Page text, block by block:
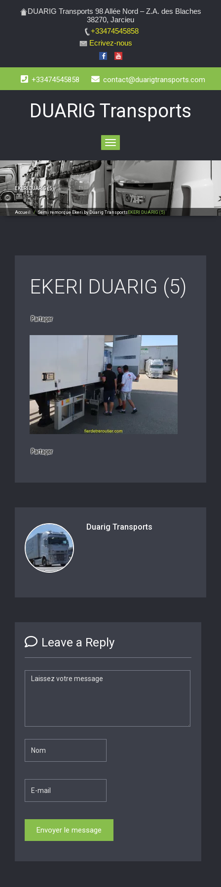
DUARIG Transports 98 Allée Nord – Z.A. des Blaches
38270, Jarcieu
+33474545858
Ecrivez-nous
+33474545858 contact@duarigtransports.com
DUARIG Transports
Toggle
navigation
EKERI DUARIG (5)
Accueil /Semi remorque Ekeri by Duarig TransportsEKERI DUARIG (5)
EKERI DUARIG (5)
Duarig Transports
Leave a Reply